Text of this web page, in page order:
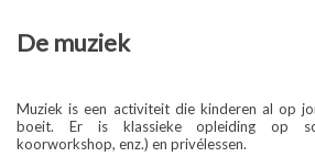
De muziek
Muziek is een activiteit die kinderen al op
boeit. Er is klassieke opleiding op
koorworkshop, enz.) en privélessen.